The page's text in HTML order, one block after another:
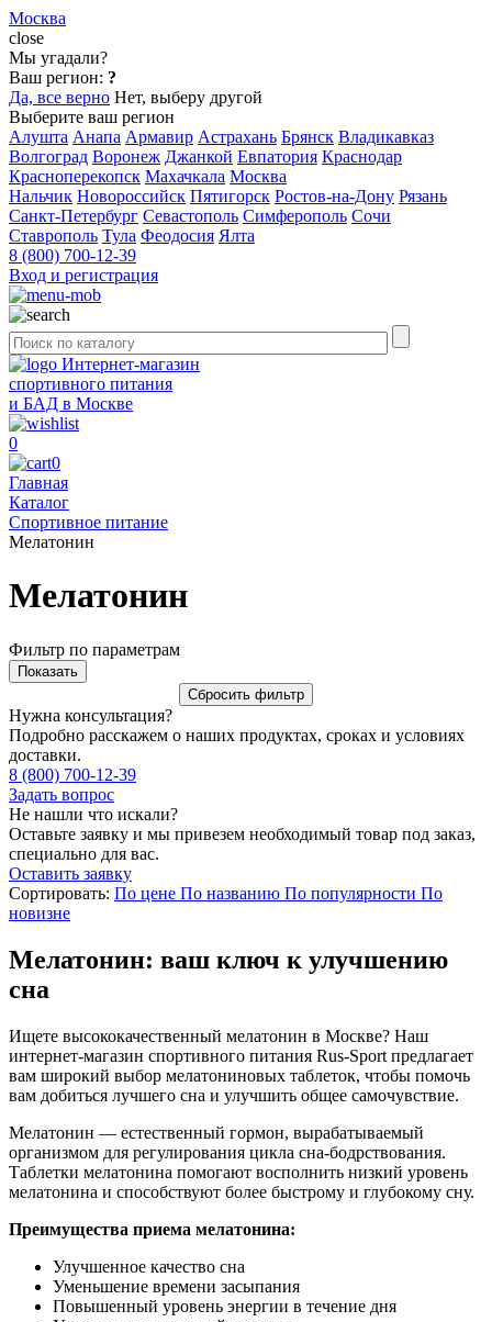
Москва
close
Мы угадали?
Ваш регион: ?
Да, все верно Нет, выберу другой
Выберите ваш регион
Алушта Анапа Армавир Астрахань Брянск Владикавказ
Волгоград Воронеж Джанкой Евпатория Краснодар
Красноперекопск Махачкала Москва
Нальчик Новороссийск Пятигорск Ростов-на-Дону Рязань
Санкт-Петербург Севастополь Симферополь Сочи
Ставрополь Тула Феодосия Ялта
8 (800) 700-12-39
Вход и регистрация
Интернет-магазин
спортивного питания
и БАД в Москве
0
0
Главная
Каталог
Спортивное питание
Мелатонин
Мелатонин
Фильтр по параметрам
Нужна консультация?
Подробно расскажем о наших продуктах, сроках и условиях
доставки.
8 (800) 700-12-39
Задать вопрос
Не нашли что искали?
Оставьте заявку и мы привезем необходимый товар под заказ,
специально для вас.
Оставить заявку
Сортировать: По цене По названию По популярности По
новизне
Мелатонин: ваш ключ к улучшению
сна
Ищете высококачественный мелатонин в Москве? Наш
интернет-магазин спортивного питания Rus-Sport предлагает
вам широкий выбор мелатониновых таблеток, чтобы помочь
вам добиться лучшего сна и улучшить общее самочувствие.
Мелатонин — естественный гормон, вырабатываемый
организмом для регулирования цикла сна-бодрствования.
Таблетки мелатонина помогают восполнить низкий уровень
мелатонина и способствуют более быстрому и глубокому сну.
Преимущества приема мелатонина:
Улучшенное качество сна
Уменьшение времени засыпания
Повышенный уровень энергии в течение дня